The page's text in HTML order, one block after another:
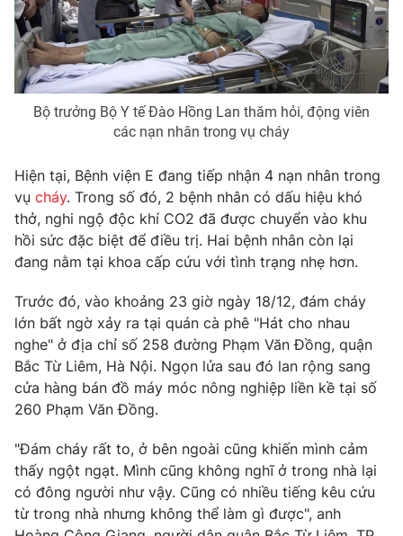
Thị trường
Tư vấn
Lịch phát sóng
Chuyên mục khác
Emagazine Podcast
Video Shorts video
VTV Money VTV Thể thao
VTV Sức khoẻ Bất động sản
Thị trường 24h Tấm lòng Việt
VTV9 VTV8
Liên hệ tòa soạn English
Bộ trưởng Bộ Y tế Đào Hồng Lan thăm hỏi, động viên
các nạn nhân trong vụ cháy
Hiện tại, Bệnh viện E đang tiếp nhận 4 nạn nhân trong
vụ cháy. Trong số đó, 2 bệnh nhân có dấu hiệu khó
thở, nghi ngộ độc khí CO2 đã được chuyển vào khu
hồi sức đặc biệt để điều trị. Hai bệnh nhân còn lại
đang nằm tại khoa cấp cứu với tình trạng nhẹ hơn.
Trước đó, vào khoảng 23 giờ ngày 18/12, đám cháy
lớn bất ngờ xảy ra tại quán cà phê "Hát cho nhau
nghe" ở địa chỉ số 258 đường Phạm Văn Đồng, quận
Bắc Từ Liêm, Hà Nội. Ngọn lửa sau đó lan rộng sang
cửa hàng bán đồ máy móc nông nghiệp liền kề tại số
260 Phạm Văn Đồng.
"Đám cháy rất to, ở bên ngoài cũng khiến mình cảm
thấy ngột ngạt. Mình cũng không nghĩ ở trong nhà lại
có đông người như vậy. Cũng có nhiều tiếng kêu cứu
từ trong nhà nhưng không thể làm gì được", anh